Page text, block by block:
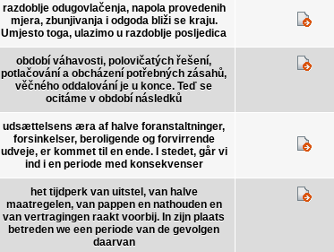
razdoblje odugovlačenja, napola provedenih
mjera, zbunjivanja i odgoda bliži se kraju.
Umjesto toga, ulazimo u razdoblje posljedica
období váhavosti, polovičatých řešení,
potlačování a obcházení potřebných zásahů,
věčného oddalování je u konce. Teď se
ocitáme v období následků
udsættelsens æra af halve foranstaltninger,
forsinkelser, beroligende og forvirrende
udveje, er kommet til en ende. I stedet, går vi
ind i en periode med konsekvenser
het tijdperk van uitstel, van halve
maatregelen, van pappen en nathouden en
van vertragingen raakt voorbij. In zijn plaats
betreden we een periode van de gevolgen
daarvan